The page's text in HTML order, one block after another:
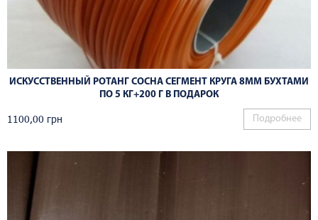
ИСКУССТВЕННЫЙ РОТАНГ СОСНА СЕГМЕНТ КРУГА 8ММ БУХТАМИ
ПО 5 КГ+200 Г В ПОДАРОК
1100,00 грн Подробнее